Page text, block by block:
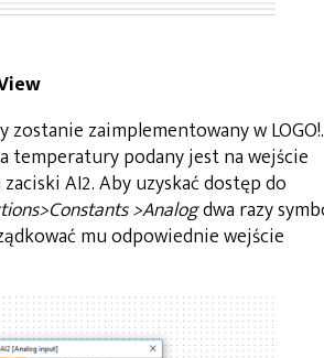
zaimplementowany w LOGO!.
temperatury podany jest na wejście
AI2. Aby uzyskać dostęp do
>Analogdwa razy
mu odpowiednie wejście